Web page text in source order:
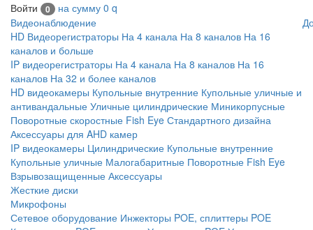
Войти 0 на сумму 0 q
Видеонаблюдение
HD Видеорегистраторы На 4 канала На 8 каналов На 16
каналов и больше
IP видеорегистраторы На 4 канала На 8 каналов На 16
каналов На 32 и более каналов
HD видеокамеры Купольные внутренние Купольные уличные и
антивандальные Уличные цилиндрические Миникорпусные
Поворотные скоростные Fish Eye Стандартного дизайна
Аксессуары для AHD камер
IP видеокамеры Цилиндрические Купольные внутренние
Купольные уличные Малогабаритные Поворотные Fish Eye
Взрывозащищенные Аксессуары
Жесткие диски
Микрофоны
Сетевое оборудование Инжекторы POE, сплиттеры POE